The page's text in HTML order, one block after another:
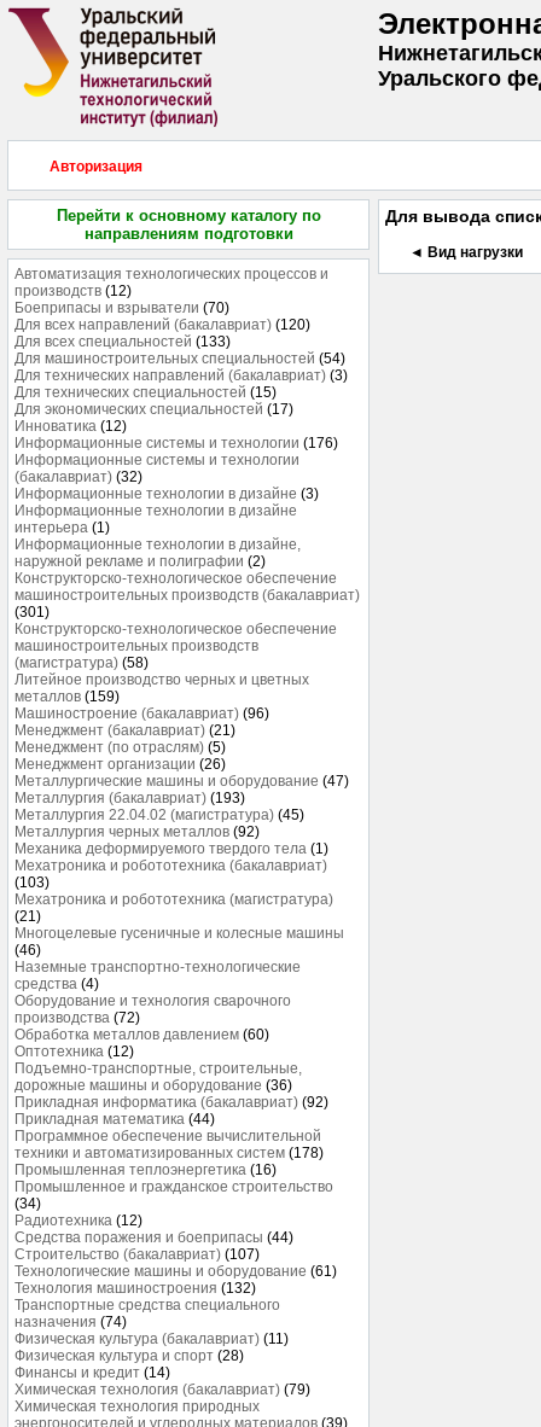
Уральского
Авторизация
Перейти к основному каталогу по
направлениям подготовки
Автоматизация технологических процессов и
производств (12)
Боеприпасы и взрыватели (70)
Для всех направлений (бакалавриат) (120)
Для всех специальностей (133)
Для машиностроительных специальностей (54)
Для технических направлений (бакалавриат) (3)
Для технических специальностей (15)
Для экономических специальностей (17)
Инноватика (12)
Информационные системы и технологии (176)
Информационные системы и технологии
(бакалавриат) (32)
Информационные технологии в дизайне (3)
Информационные технологии в дизайне
интерьера (1)
Информационные технологии в дизайне,
наружной рекламе и полиграфии (2)
Конструкторско-технологическое обеспечение
машиностроительных производств (бакалавриат)
(301)
Конструкторско-технологическое обеспечение
машиностроительных производств
(магистратура) (58)
Литейное производство черных и цветных
металлов (159)
Машиностроение (бакалавриат) (96)
Менеджмент (бакалавриат) (21)
Менеджмент (по отраслям) (5)
Менеджмент организации (26)
Металлургические машины и оборудование (47)
Металлургия (бакалавриат) (193)
Металлургия 22.04.02 (магистратура) (45)
Металлургия черных металлов (92)
Механика деформируемого твердого тела (1)
Мехатроника и робототехника (бакалавриат)
(103)
Мехатроника и робототехника (магистратура)
(21)
Многоцелевые гусеничные и колесные машины
(46)
Наземные транспортно-технологические
средства (4)
Оборудование и технология сварочного
производства (72)
Обработка металлов давлением (60)
Оптотехника (12)
Подъемно-транспортные, строительные,
дорожные машины и оборудование (36)
Прикладная информатика (бакалавриат) (92)
Прикладная математика (44)
Программное обеспечение вычислительной
техники и автоматизированных систем (178)
Промышленная теплоэнергетика (16)
Промышленное и гражданское строительство
(34)
Радиотехника (12)
Средства поражения и боеприпасы (44)
Строительство (бакалавриат) (107)
Технологические машины и оборудование (61)
Технология машиностроения (132)
Транспортные средства специального
назначения (74)
Физическая культура (бакалавриат) (11)
Физическая культура и спорт (28)
Финансы и кредит (14)
Химическая технология (бакалавриат) (79)
Химическая технология природных
энергоносителей и углеродных материалов (39)
Для вывода
◄ Вид нагрузки